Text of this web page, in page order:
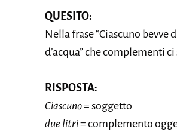
QUESITO:
Nella frase “Ciascuno bevve
d’acqua” che complementi ci
RISPOSTA:
Ciascuno= soggetto
due litri= complemento